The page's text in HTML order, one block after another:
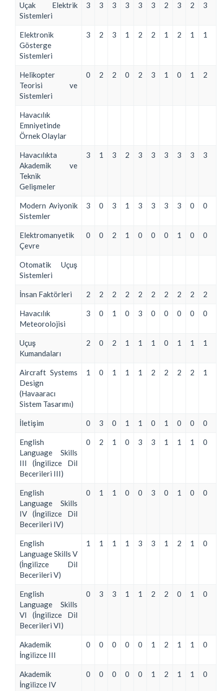
Uçak Elektrik
Sistemleri
3 3 3 3 3 3 2 3 2 3
Elektronik
Gösterge
Sistemleri
3 2 3 1 2 2 1 2 1 1
Helikopter
Teorisi ve
Sistemleri
0 2 2 0 2 3 1 0 1 2
Havacılık
Emniyetinde
Örnek Olaylar
Havacılıkta
Akademik ve
Teknik
Gelişmeler
3 1 3 2 3 3 3 3 3 3
Modern Aviyonik
Sistemler
3 0 3 1 3 3 3 3 0 0
Elektromanyetik
Çevre
0 0 2 1 0 0 0 1 0 0
Otomatik Uçuş
Sistemleri
İnsan Faktörleri 2 2 2 2 2 2 2 2 2 2
Havacılık
Meteorolojisi
3 0 1 0 3 0 0 0 0 0
Uçuş
Kumandaları
2 0 2 1 1 1 0 1 1 1
Aircraft Systems
Design
(Havaaracı
Sistem Tasarımı)
1 0 1 1 1 2 2 2 2 1
İletişim 0 3 0 1 1 0 1 0 0 0
English
Language Skills
III (İngilizce Dil
Becerileri III)
0 2 1 0 3 3 1 1 1 0
English
Language Skills
IV (İngilizce Dil
Becerileri IV)
0 1 1 0 0 3 0 1 0 0
English
Language Skills V
(İngilizce Dil
Becerileri V)
1 1 1 1 3 3 1 2 1 0
English
Language Skills
VI (İngilizce Dil
Becerileri VI)
0 3 3 1 1 2 2 0 1 0
Akademik
İngilizce III
0 0 0 0 0 1 2 1 1 0
Akademik
İngilizce IV
0 0 0 0 0 1 2 1 1 0